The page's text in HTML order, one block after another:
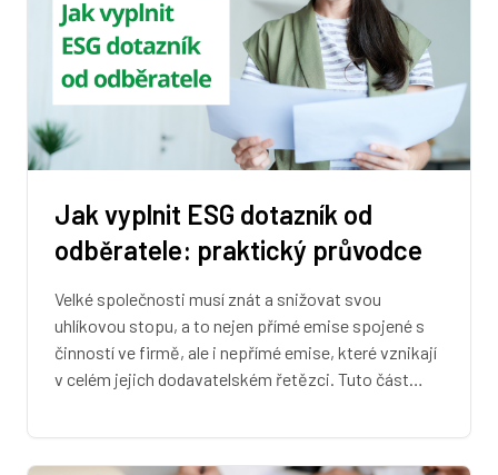
Jak vyplnit ESG dotazník od
odběratele: praktický průvodce
Velké společnosti musí znát a snižovat svou
uhlíkovou stopu, a to nejen přímé emise spojené s
činností ve firmě, ale i nepřímé emise, které vznikají
v celém jejich dodavatelském řetězci. Tuto část…